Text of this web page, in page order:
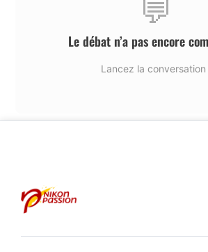
💬
Le débat n’a pas encore
Lancez la conversation